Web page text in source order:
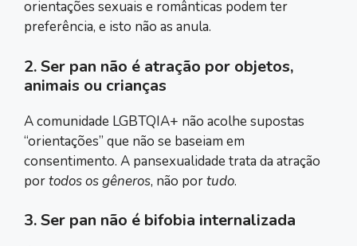
orientações sexuais e românticas podem ter
preferência, e isto não as anula.
2. Ser pan não é atração por objetos,
animais ou crianças
A comunidade LGBTQIA+ não acolhe supostas
“orientações” que não se baseiam em
consentimento. A pansexualidade trata da atração
portodos os gêneros, não portudo.
3. Ser pan não é bifobia internalizada